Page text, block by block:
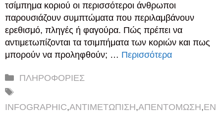
τσίμπημα κοριού οι περισσότεροι άνθρωποι
παρουσιάζουν συμπτώματα που περιλαμβάνουν
ερεθισμό, πληγές ή φαγούρα. Πώς πρέπει να
αντιμετωπίζονται τα τσιμπήματα των κοριών και πως
μπορούν να προληφθούν; … Περισσότερα
Κατηγορίες
ΠΛΗΡΟΦΟΡΙΕΣ
INFOGRAPHIC,ΑΝΤΙΜΕΤΩΠΙΣΗ,ΑΠΕΝΤΟΜΩΣΗ,ΕΝ